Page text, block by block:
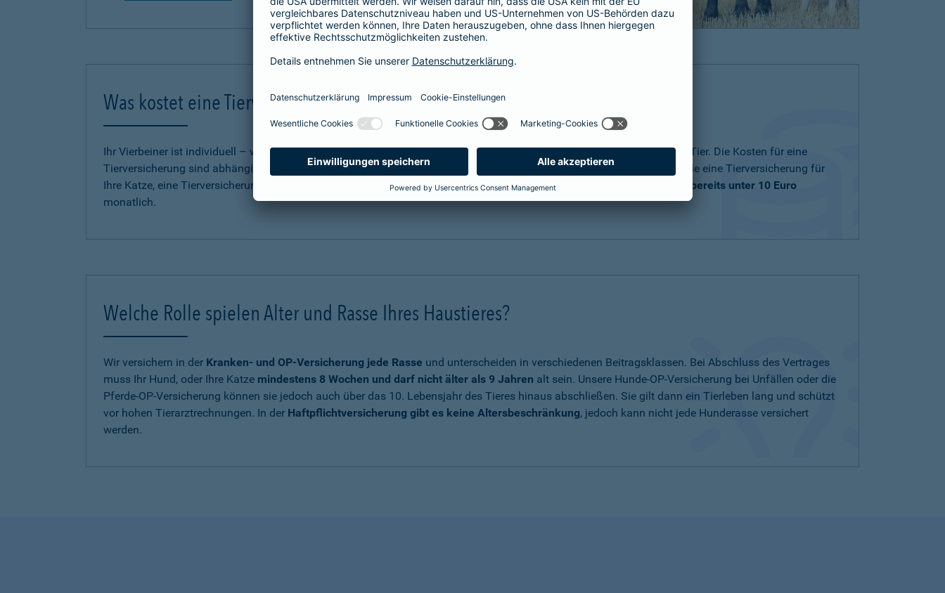
Was kostet eine Tierversicherung?
Ihr Vierbeiner ist individuell – wie auch unsere Tarife. Wählen Sie einenmaßgeschneiderten Schutz, passend zu Ihrem Tier. Die Kosten für eine
Tierversicherung sind abhängig vom Tarif, dem Erstattungssatz, der Selbstbeteiligung, dem Leistungsumfang und ob Sie eine Tierversicherung für
Ihre Katze, eine Tierversicherung für Ihren Hund oder eine Tierversicherung für Ihr Pferd benötigen. Die Beiträge
starten bereits unter 10 Euro
monatlich.
Welche Rolle spielen Alter und Rasse Ihres Haustieres?
Wir versichern in der Kranken- und OP-Versicherung jede Rasse und unterscheiden in verschiedenen Beitragsklassen. Bei Abschluss des Vertrages
muss Ihr Hund, oder Ihre Katze mindestens 8 Wochen und darf nicht älter als 9 Jahren alt sein. Unsere Hunde-OP-Versicherung bei Unfällen oder die
Pferde-OP-Versicherung können sie jedoch auch über das 10. Lebensjahr des Tieres hinaus abschließen. Sie gilt dann ein Tierleben lang und schützt
vor hohen Tierarztrechnungen. In der Haftpflichtversicherung gibt es keine Altersbeschränkung, jedoch kann nicht jede Hunderasse versichert
werden.